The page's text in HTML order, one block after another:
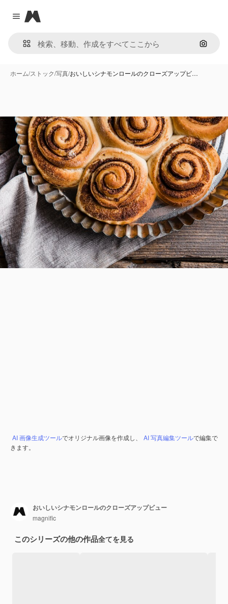
Close menu
Magnific
画像で
ホーム/ストック/写真/おいしいシナモンロールのクローズアップビ…
AI 画像生成ツールでオリジナル画像を作成し、 AI 写真編集ツールで編集で
きます。
おいしいシナモンロールのクローズアップビュー
magnific
このシリーズの他の作品全てを見る